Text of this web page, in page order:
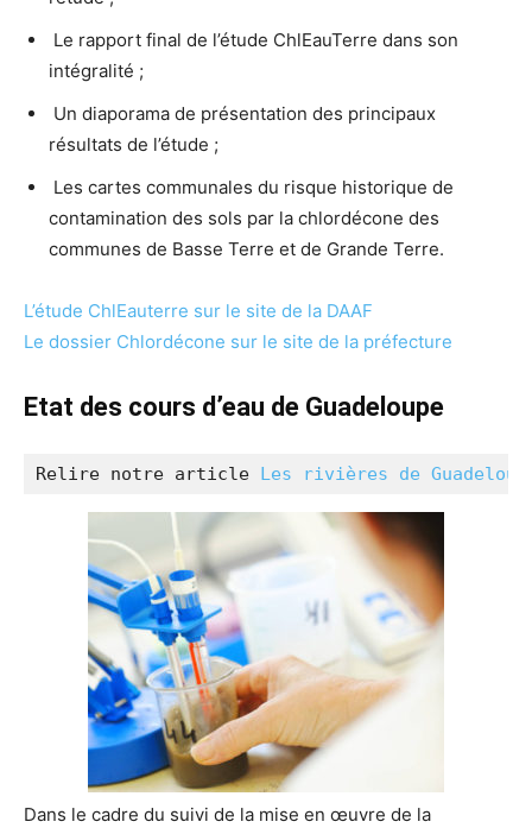
Le rapport final de l’étude ChlEauTerre dans son
intégralité ;
Un diaporama de présentation des principaux
résultats de l’étude ;
Les cartes communales du risque historique de
contamination des sols par la chlordécone des
communes de Basse Terre et de Grande Terre.
L’étude ChlEauterre sur le site de la DAAF
Le dossier Chlordécone sur le site de la préfecture
Etat des cours d’eau de Guadeloupe
Relire notre article Les rivières de
Dans le cadre du suivi de la mise en œuvre de la